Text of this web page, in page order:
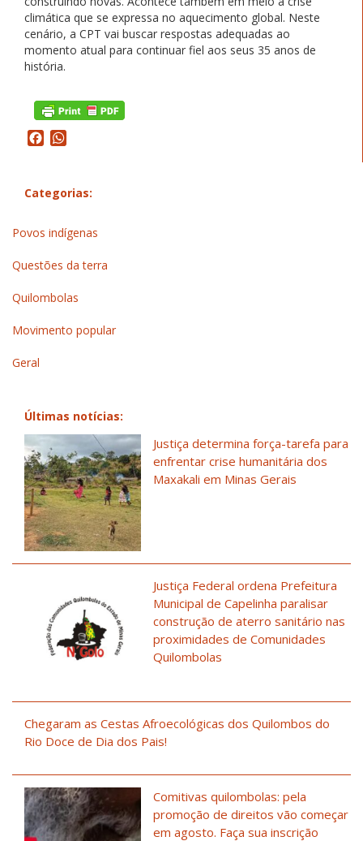
climática que se expressa no aquecimento global. Neste
cenário, a CPT vai buscar respostas adequadas ao
momento atual para continuar fiel aos seus 35 anos de
história.
Facebook
Categorias:
Povos indígenas
Questões da terra
Quilombolas
Movimento popular
Geral
Últimas notícias:
Justiça determina força-tarefa para
enfrentar crise humanitária dos
Maxakali em Minas Gerais
Justiça Federal ordena Prefeitura
Municipal de Capelinha paralisar
construção de aterro sanitário nas
proximidades de Comunidades
Quilombolas
Chegaram as Cestas Afroecológicas dos Quilombos do
Rio Doce de Dia dos Pais!
Comitivas quilombolas: pela
promoção de direitos vão começar
em agosto. Faça sua inscrição